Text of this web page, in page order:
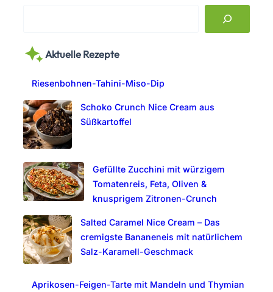
r
Aktuelle Rezepte
Riesenbohnen-Tahini-Miso-Dip
Schoko Crunch Nice Cream aus
Süßkartoffel
Gefüllte Zucchini mit würzigem
Tomatenreis, Feta, Oliven &
knusprigem Zitronen-Crunch
Salted Caramel Nice Cream – Das
cremigste Bananeneis mit natürlichem
Salz-Karamell-Geschmack
Aprikosen-Feigen-Tarte mit Mandeln und Thymian